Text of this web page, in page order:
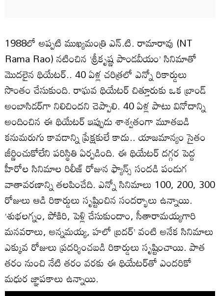
1988లో అప్పటి ముఖ్యమంత్రి ఎన్.టి. రామారావు (NT
Rama Rao) నటించిన ‘శ్రీకృష్ణ పాండవీయం’ సినిమాతో
మొదలైన థియేటర్.. 40 ఏళ్ల చరిత్రలో ఎన్నో రికార్డులు
సొంతం చేసుకుంది. రాఘవ థియేటర్ చిత్తూరుకు ఒక బ్రాండ్
అంబాసిడర్‌గా నిలిచిందని చెప్పాలి. 40 ఏళ్ల పాటు వినోదాన్ని
అందించిన ఈ థియేటర్ ఇప్పుడు శాశ్వతంగా మూతబడి
కనుమరుగు కావడాన్ని ప్రేక్షకులే కాదు.. యాజమాన్యం సైతం
జీర్ణించుకోలేని పరిస్థితి ఏర్పడింది. ఈ థియేటర్ దగ్గర పెద్ద
హీరోల సినిమాల రిలీజ్ రోజున ఫ్యాన్స్ సందడి పండుగ
వాతావరణాన్ని తలపించేది. ఎన్నో సినిమాలు 100, 200, 300
రోజులు ఆడి రికార్డులు సృష్టించిన సందర్భాలు ఉన్నాయి.
‘శుభలగ్నం, పోకిరి, పెళ్లి చేసుకుందాం, సీతారామయ్యగారి
మనవరాలు, అన్నమయ్య, హలో బ్రదర్’ వంటి అనేక సినిమాలు
ఎక్కువ రోజులు ప్రదర్శించబడి రికార్డులు సృష్టించాయి. పాత
తరం నుంచి నేటి తరం వరకు ఈ థియేటర్‌తో ఎందరికో
మధుర జ్ఞాపకాలు ఉన్నాయి.